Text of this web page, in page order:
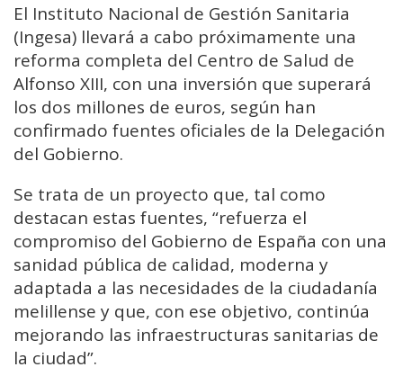
El Instituto Nacional de Gestión Sanitaria
(Ingesa) llevará a cabo próximamente una
reforma completa del Centro de Salud de
Alfonso XIII, con una inversión que superará
los dos millones de euros, según han
confirmado fuentes oficiales de la Delegación
del Gobierno.
Se trata de un proyecto que, tal como
destacan estas fuentes, “refuerza el
compromiso del Gobierno de España con una
sanidad pública de calidad, moderna y
adaptada a las necesidades de la ciudadanía
melillense y que, con ese objetivo, continúa
mejorando las infraestructuras sanitarias de
la ciudad”.